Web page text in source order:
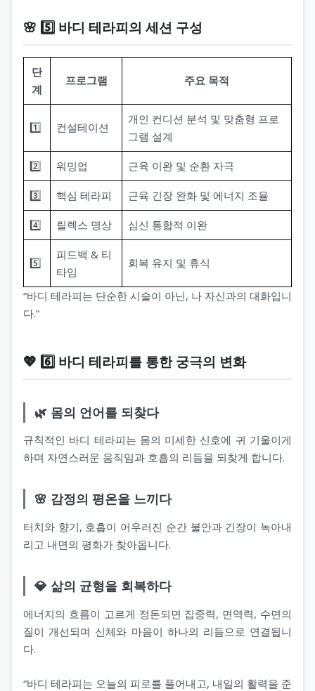
🌸 5️⃣ 바디 테라피의 세션 구성
단
계
프로그램 주요 목적
1️⃣ 컨설테이션
개인 컨디션 분석 및 맞춤형 프로
그램 설계
2️⃣ 워밍업 근육 이완 및 순환 자극
3️⃣ 핵심 테라피 근육 긴장 완화 및 에너지 조율
4️⃣ 릴렉스 명상 심신 통합적 이완
5️⃣
피드백 & 티
타임
회복 유지 및 휴식
“바디 테라피는 단순한 시술이 아닌, 나 자신과의 대화입니
다.”
💖 6️⃣ 바디 테라피를 통한 궁극의 변화
🌿 몸의 언어를 되찾다
규칙적인 바디 테라피는 몸의 미세한 신호에 귀 기울이게
하며 자연스러운 움직임과 호흡의 리듬을 되찾게 합니다.
🌸 감정의 평온을 느끼다
터치와 향기, 호흡이 어우러진 순간 불안과 긴장이 녹아내
리고 내면의 평화가 찾아옵니다.
💎 삶의 균형을 회복하다
에너지의 흐름이 고르게 정돈되면 집중력, 면역력, 수면의
질이 개선되며 신체와 마음이 하나의 리듬으로 연결됩니
다.
“바디 테라피는 오늘의 피로를 풀어내고, 내일의 활력을 준